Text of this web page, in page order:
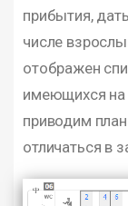
прибытия,
числе
отображен
имеющихся
приводим
отличаться в